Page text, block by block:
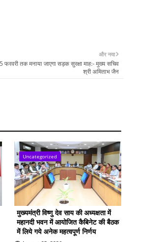
और नया
तक मनाया जाएगा सड़क सुरक्षा माह:- मुख्य सचिव
श्री अमिताभ जैन
Uncategorized
मुख्यमंत्री विष्णु देव साय की अध्यक्षता में
महानदी भवन में आयोजित कैबिनेट की बैठक
में लिये गये अनेक महत्वपूर्ण निर्णय